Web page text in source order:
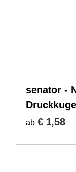
senator -
ab € 1,58